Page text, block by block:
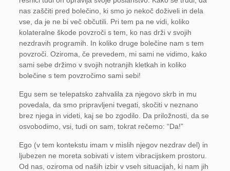
nas zaščiti pred bolečino, ki smo jo nekoč doživeli in dela
vse, da je ne bi več občutili. Pri tem pa ne vidi, koliko
kolateralne škode povzroči s tem, ko nas drži v svojih
nezdravih programih. In koliko druge bolečine nam s tem
povzroči. Oziroma, če prevedem, mi sami ne vidimo, kako
sami sebe držimo v svojih notranjih kletkah in koliko
bolečine s tem povzročimo sami sebi!
Egu sem se telepatsko zahvalila za njegovo skrb in mu
povedala, da smo pripravljeni tvegati, skočiti v neznano
brez njega in videti, kaj se bo zgodilo. Da priložnosti, da se
osvobodimo, vsi, tudi on sam, tokrat rečemo: “Da!”
Ego (v tem kontekstu imam v mislih njegov nezdrav del) in
ljubezen ne moreta sobivati v istem vibracijskem prostoru.
Od nas, oziroma od naših izbir v vseh situacijah, ki nam jih